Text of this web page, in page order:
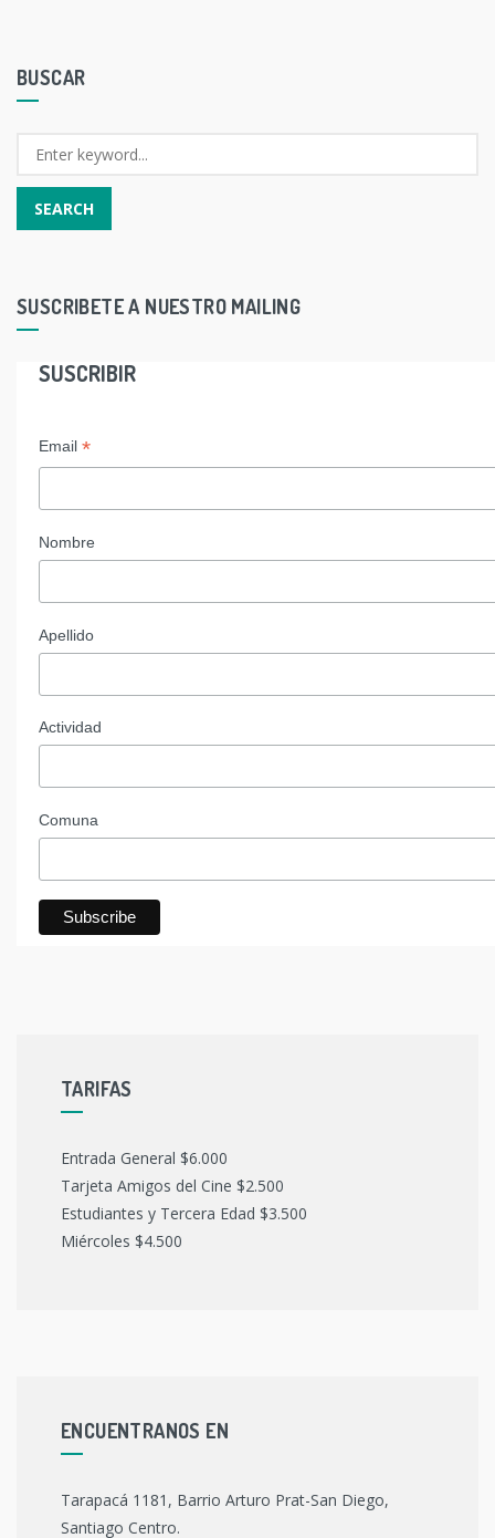
BUSCAR
SUSCRIBETE A NUESTRO MAILING
SUSCRIBIR
Email *
Nombre
Apellido
Actividad
Comuna
TARIFAS
Entrada General $6.000
Tarjeta Amigos del Cine $2.500
Estudiantes y Tercera Edad $3.500
Miércoles $4.500
ENCUENTRANOS EN
Tarapacá 1181, Barrio Arturo Prat-San Diego,
Santiago Centro.